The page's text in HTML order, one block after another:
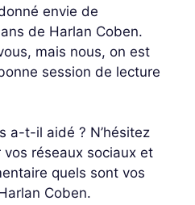
envie de
de Harlan Coben.
mais nous, on est
session de lecture
a-t-il aidé ? N’hésitez
réseaux sociaux et
quels sont vos
Coben.